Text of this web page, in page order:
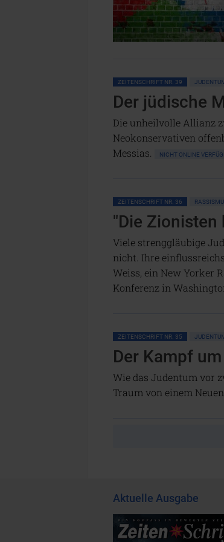
ZEITENSCHRIFT NR. 39
Der jüdische
Die unheilvolle Allianz
Neokonservativen
Messias.
NICHT ONLINE
ZEITENSCHRIFT NR. 36
"Die
Viele strenggläubige
nicht. Ihre
Weiss, ein New Yorker
Konferenz in
ZEITENSCHRIFT NR. 35
Der Kampf
Wie das Judentum vor
Traum von einem
Aktuelle Ausgabe